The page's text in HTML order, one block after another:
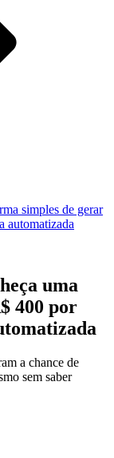
simples de gerar
automatizada
uma
400 por
a chance de
sem saber